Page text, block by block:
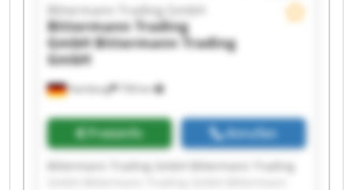
Hamburg 758 km
Bittermann Trading GmbH
Bittermann Trading
GmbHBittermann Trading
GmbH
Preisinfo Anrufen
Bittermann Trading GmbH Bittermann Trading